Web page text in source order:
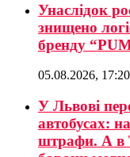
Унаслідок
знищено
бренду
05.08.2026, 17:20
У Львові
автобусах:
штрафи. А в